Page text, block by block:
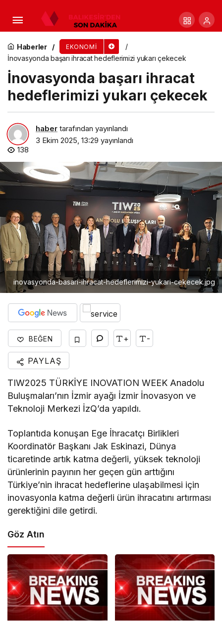
Haberler EKONOMI
İnovasyonda başarı ihracat hedeflerimizi yukarı çekecek
İnovasyonda başarı ihracat
hedeflerimizi yukarı çekecek
haber tarafından yayınlandı
3 Ekim 2025, 13:29 yayınlandı
138
inovasyonda-basari-ihracat-hedeflerimizi-yukari-cekecek.jpg
BEĞEN + -
PAYLAŞ
TIW2025 TÜRKİYE INOVATION WEEK Anadolu
Buluşmaları’nın İzmir ayağı İzmir İnovasyon ve
Teknoloji Merkezi İzQ’da yapıldı.
Toplantıda konuşan Ege İhracatçı Birlikleri
Koordinatör Başkanı Jak Eskinazi, Dünya
ticaretinde artık katma değerli, yüksek teknoloji
ürünlerinin payının her geçen gün arttığını
Türkiye’nin ihracat hedeflerine ulaşabilmesi için
inovasyonla katma değerli ürün ihracatını artırması
gerektiğini dile getirdi.
Göz Atın
İstanbul’da bir taksi plakan olsun